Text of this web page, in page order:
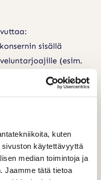
kuten
käytettävyyttä
median toimintoja ja
Jaamme tätä tietoa
sisällä
(esim.
yhteydessä
näytteilleasettajan